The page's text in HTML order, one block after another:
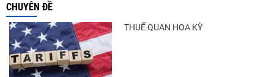
CHUYÊN ĐỀ
THUẾ QUAN HOA KỲ